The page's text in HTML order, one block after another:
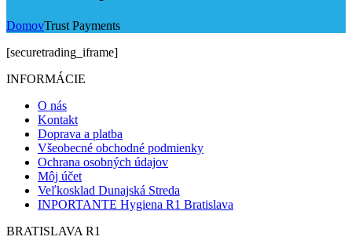
DomovTrust Payments
[securetrading_iframe]
INFORMÁCIE
O nás
Kontakt
Doprava a platba
Všeobecné obchodné podmienky
Ochrana osobných údajov
Môj účet
Veľkosklad Dunajská Streda
INPORTANTE Hygiena R1 Bratislava
BRATISLAVA R1